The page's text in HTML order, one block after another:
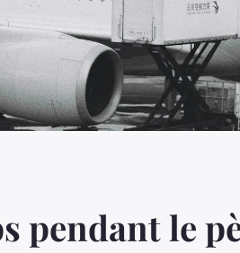
pendant le